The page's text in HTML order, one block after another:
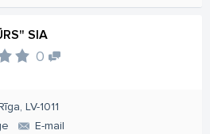
SIA
0
LV-1011
E-mail